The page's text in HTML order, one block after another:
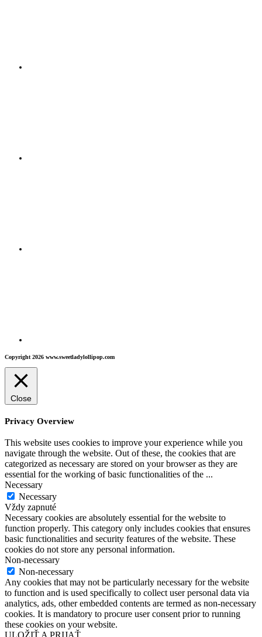
Copyright 2026 www.sweetladylollipop.com
Close
Privacy Overview
This website uses cookies to improve your experience while you
navigate through the website. Out of these, the cookies that are
categorized as necessary are stored on your browser as they are
essential for the working of basic functionalities of the ...
Necessary
Necessary
Vždy zapnuté
Necessary cookies are absolutely essential for the website to
function properly. This category only includes cookies that ensures
basic functionalities and security features of the website. These
cookies do not store any personal information.
Non-necessary
Non-necessary
Any cookies that may not be particularly necessary for the website
to function and is used specifically to collect user personal data via
analytics, ads, other embedded contents are termed as non-necessary
cookies. It is mandatory to procure user consent prior to running
these cookies on your website.